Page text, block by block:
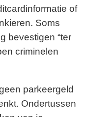
of
Soms
bevestigen “ter
criminelen
parkeergeld
Ondertussen